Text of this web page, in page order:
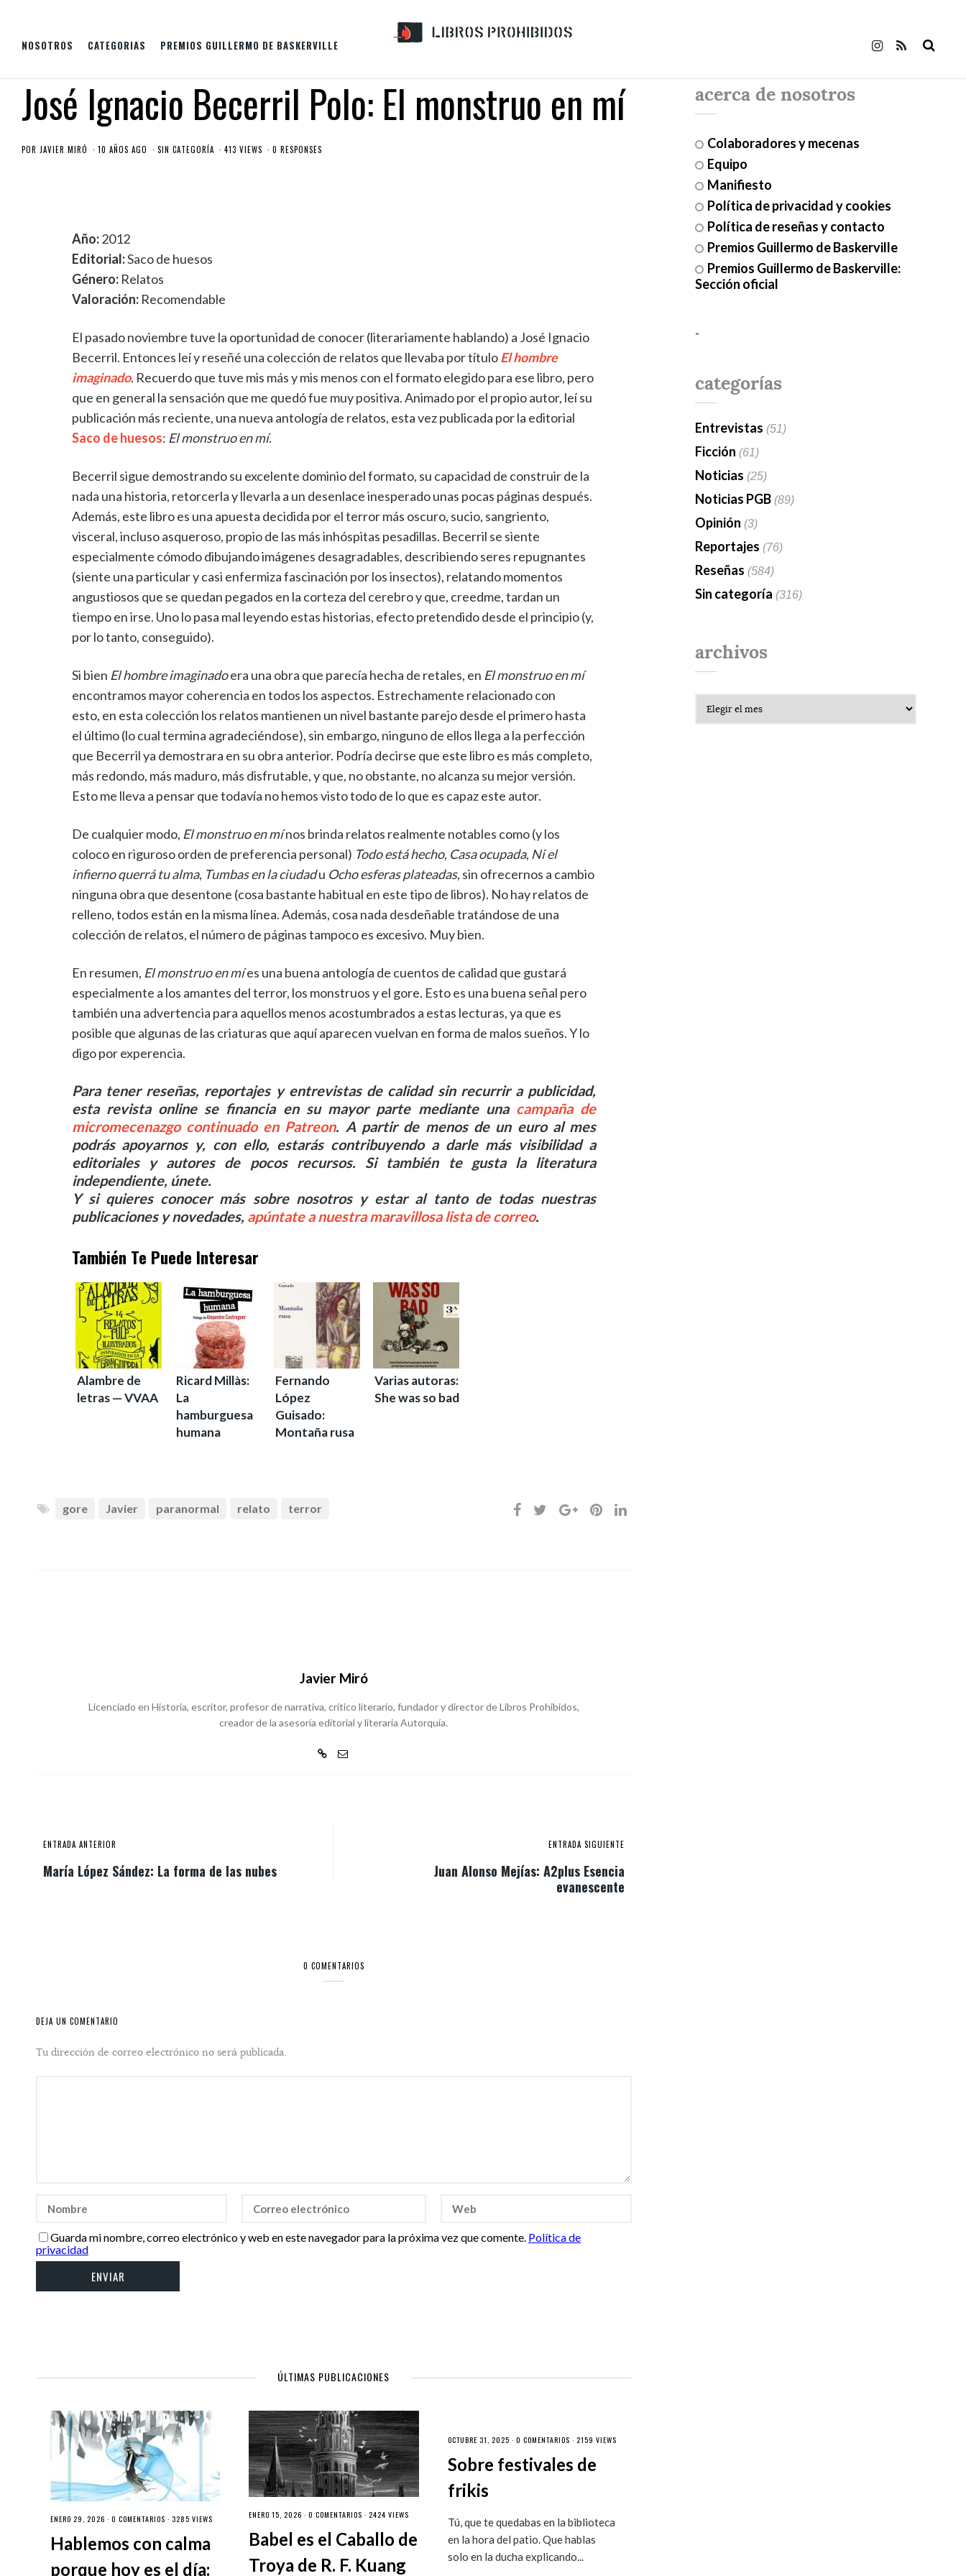
NOSOTROS CATEGORIAS PREMIOS GUILLERMO DE BASKERVILLE
José Ignacio Becerril Polo: El monstruo en mí
POR JAVIER MIRÓ 10 AÑOS AGO SIN CATEGORÍA 413 VIEWS 0 RESPONSES
Año:2012
Editorial:Saco de huesos
Género: Relatos
Valoración:Recomendable
El pasado noviembre tuve la oportunidad de conocer (literariamente hablando) a José Ignacio
Becerril. Entonces leí y reseñé una colección de relatos que llevaba por títuloEl hombre
imaginado. Recuerdo que tuve mis más y mis menos con el formato elegido para ese libro, pero
que en general la sensación que me quedó fue muy positiva. Animado por el propio autor, leí su
publicación más reciente, una nueva antología de relatos, esta vez publicada por la editorial
Saco de huesos: El monstruo en mí.
Becerril sigue demostrando su excelente dominio del formato, su capacidad de construir de la
nada una historia, retorcerla y llevarla a un desenlace inesperado unas pocas páginas después.
Además, este libro es una apuesta decidida por el terror más oscuro, sucio, sangriento,
visceral, incluso asqueroso, propio de las más inhóspitas pesadillas. Becerril se siente
especialmente cómodo dibujando imágenes desagradables, describiendo seres repugnantes
(siente una particular y casi enfermiza fascinación por los insectos), relatando momentos
angustiosos que se quedan pegados en la corteza del cerebro y que, creedme, tardan un
tiempo en irse. Uno lo pasa mal leyendo estas historias, efecto pretendido desde el principio (y,
por lo tanto, conseguido).
Si bien El hombre imaginadoera una obra que parecía hecha de retales, en El monstruo en mí
encontramos mayor coherencia en todos los aspectos. Estrechamente relacionado con
esto, en esta colección los relatos mantienen un nivel bastante parejo desde el primero hasta
el último (lo cual termina agradeciéndose), sin embargo, ninguno de ellos llega a la perfección
que Becerril ya demostrara en su obra anterior. Podría decirse que este libro es más completo,
más redondo, más maduro, más disfrutable, y que, no obstante, no alcanza su mejor versión.
Esto me lleva a pensar que todavía no hemos visto todo de lo que es capaz este autor.
De cualquier modo, El monstruo en mínos brinda relatos realmente notables como (y los
coloco en riguroso orden de preferencia personal) Todo está hecho, Casa ocupada, Ni el
infierno querrá tu alma, Tumbas en la ciudadu Ocho esferas plateadas, sin ofrecernos a cambio
ninguna obra que desentone (cosa bastante habitual en este tipo de libros). No hay relatos de
relleno, todos están en la misma línea. Además, cosa nada desdeñable tratándose de una
colección de relatos, el número de páginas tampoco es excesivo. Muy bien.
En resumen, El monstruo en míes una buena antología de cuentos de calidad que gustará
especialmente a los amantes del terror, los monstruos y el gore. Esto es una buena señal pero
también una advertencia para aquellos menos acostumbrados a estas lecturas, ya que es
posible que algunas de las criaturas que aquí aparecen vuelvan en forma de malos sueños. Y lo
digo por experencia.
Para tener reseñas, reportajes y entrevistas de calidad sin recurrir a publicidad,
esta revista online se financia en su mayor parte mediante una campaña de
micromecenazgo continuado en Patreon. A partir de menos de un euro al mes
podrás apoyarnos y, con ello, estarás contribuyendo a darle más visibilidad a
editoriales y autores de pocos recursos. Si también te gusta la literatura
independiente, únete.
Y si quieres conocer más sobre nosotros y estar al tanto de todas nuestras
publicaciones y novedades, apúntate a nuestra maravillosa lista de correo.
También Te Puede Interesar
Alambre de
letras — VVAA
Ricard Millàs:
La
hamburguesa
humana
Fernando
López
Guisado:
Montaña rusa
Varias autoras:
She was so bad
gore Javier paranormal relato terror
Javier Miró
Licenciado en Historia, escritor, profesor de narrativa, crítico literario, fundador y director de Libros Prohibidos,
creador de la asesoría editorial y literaria Autorquía.
ENTRADA ANTERIOR
María López Sández: La forma de las nubes
ENTRADA SIGUIENTE
Juan Alonso Mejías: A2plus Esencia
evanescente
0 COMENTARIOS
DEJA UN COMENTARIO
Tu dirección de correo electrónico no será publicada.
Guarda mi nombre, correo electrónico y web en este navegador para la próxima vez que comente. Política de
privacidad
ÚLTIMAS PUBLICACIONES
ENERO 29, 2026 · 0 COMENTARIOS · 3285 VIEWS
Hablemos con calma
porque hoy es el día:
ENERO 15, 2026 ·0 COMENTARIOS · 2424 VIEWS
Babel es el Caballo de
Troya de R. F. Kuang
OCTUBRE 31, 2025 · 0 COMENTARIOS · 2159 VIEWS
Sobre festivales de
frikis
Tú, que te quedabas en la biblioteca
en la hora del patio. Que hablas
solo en la ducha explicando...
acerca de nosotros
Colaboradores y mecenas
Equipo
Manifiesto
Política de privacidad y cookies
Política de reseñas y contacto
Premios Guillermo de Baskerville
Premios Guillermo de Baskerville:
Sección oficial
-
categorías
Entrevistas (51)
Ficción (61)
Noticias (25)
Noticias PGB (89)
Opinión (3)
Reportajes (76)
Reseñas (584)
Sin categoría (316)
archivos